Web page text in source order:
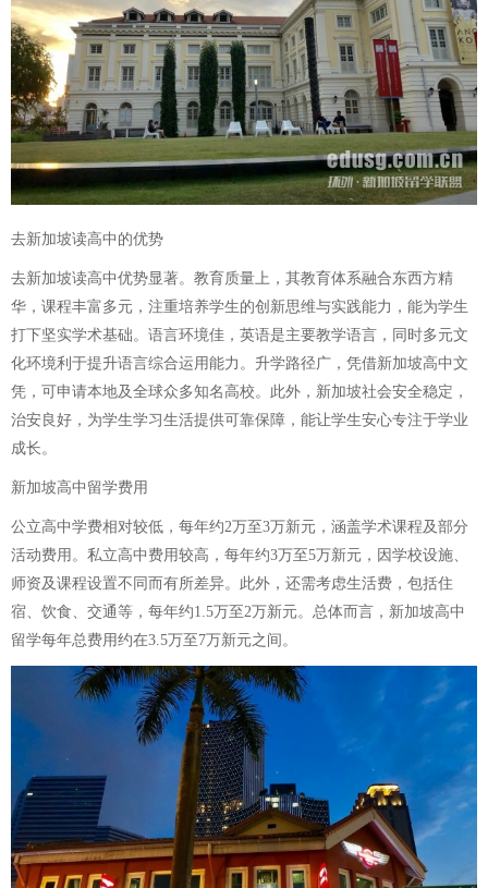
去新加坡读高中的优势
去新加坡读高中优势显著。教育质量上，其教育体系融合东西方精
华，课程丰富多元，注重培养学生的创新思维与实践能力，能为学生
打下坚实学术基础。语言环境佳，英语是主要教学语言，同时多元文
化环境利于提升语言综合运用能力。升学路径广，凭借新加坡高中文
凭，可申请本地及全球众多知名高校。此外，新加坡社会安全稳定，
治安良好，为学生学习生活提供可靠保障，能让学生安心专注于学业
成长。
新加坡高中留学费用
公立高中学费相对较低，每年约2万至3万新元，涵盖学术课程及部分
活动费用。私立高中费用较高，每年约3万至5万新元，因学校设施、
师资及课程设置不同而有所差异。此外，还需考虑生活费，包括住
宿、饮食、交通等，每年约1.5万至2万新元。总体而言，新加坡高中
留学每年总费用约在3.5万至7万新元之间。